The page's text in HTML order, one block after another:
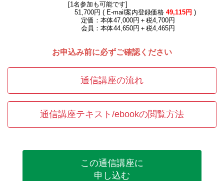
[1名参加も可能です]
51,700円 ( E-mail案内登録価格 49,115円 )
定価：本体47,000円＋税4,700円
会員：本体44,650円＋税4,465円
お申込み前に必ずご確認ください
通信講座の流れ
通信講座テキスト/ebookの閲覧方法
この通信講座に
申し込む